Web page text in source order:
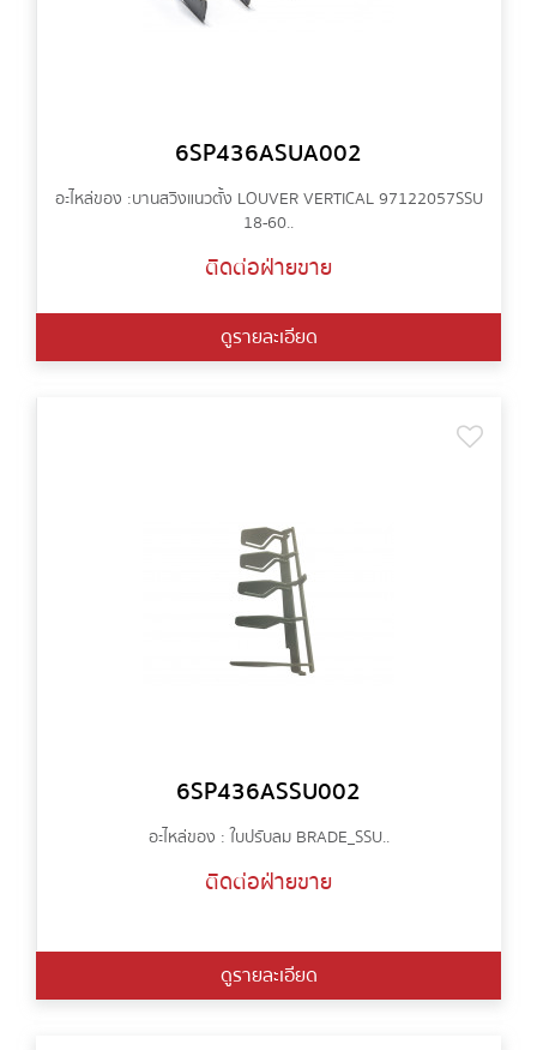
6SP436ASUA002
อะไหล่ของ : บานสวิงแนวตั้ง LOUVER VERTICAL 97122057SSU
18-60..
ติดต่อฝ่ายขาย
ดูรายละเอียด
6SP436ASSU002
อะไหล่ของ : ใบปรับลม BRADE_SSU..
ติดต่อฝ่ายขาย
ดูรายละเอียด